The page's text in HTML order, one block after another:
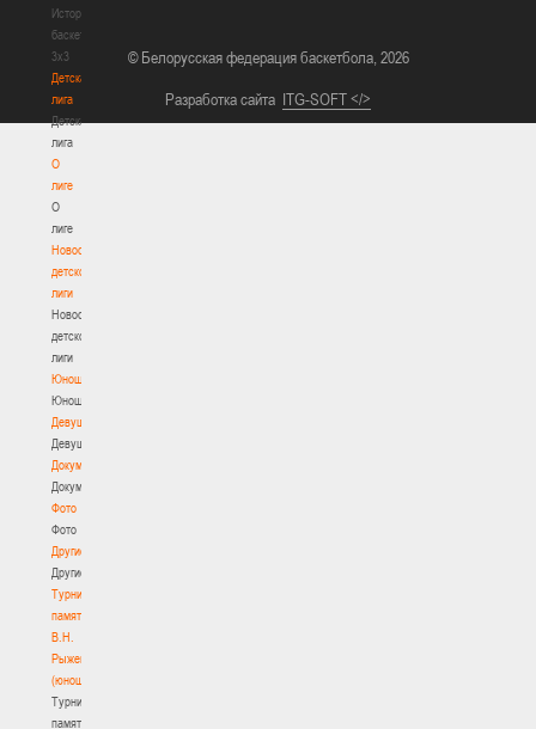
История
баскетбола
3х3
Детская
лига
Детская
лига
О
лиге
О
лиге
Новости
детской
лиги
Новости
детской
лиги
Юноши
Юноши
Девушки
Девушки
Документы
Документы
Фото
Фото
Другие
Другие
Турнир
памяти
В.Н.
Рыженкова
(юноши)
Турнир
памяти
© Белорусская федерация баскетбола, 2026
Разработка сайта ITG-SOFT </>